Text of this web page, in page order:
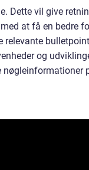
Dette vil give
at få en bedre
relevante
og